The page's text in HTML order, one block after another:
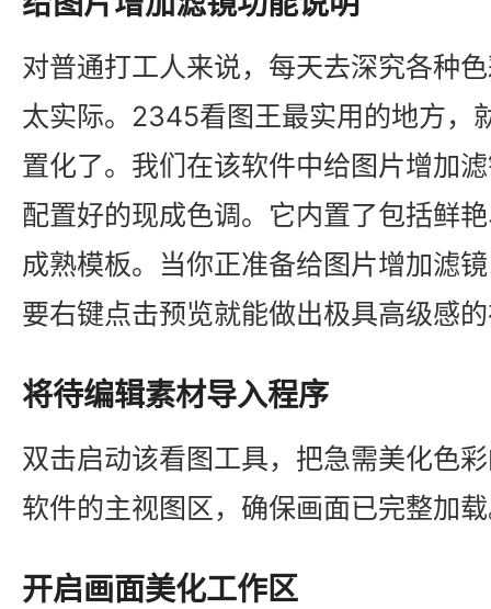
对普通打工人来说，每天去深究各种
太实际。2345看图王最实用的地方，
置化了。我们在该软件中给图片增加
配置好的现成色调。它内置了包括鲜
成熟模板。当你正准备给图片增加滤
要右键点击预览就能做出极具高级感
将待编辑素材导入程序
双击启动该看图工具，把急需美化色
软件的主视图区，确保画面已完整加
开启画面美化工作区